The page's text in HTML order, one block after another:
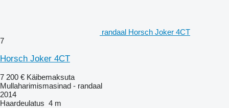
randaal Horsch Joker 4CT
7
Horsch Joker 4CT
7 200 € Käibemaksuta
Mullaharimismasinad - randaal
2014
Haardeulatus 4 m